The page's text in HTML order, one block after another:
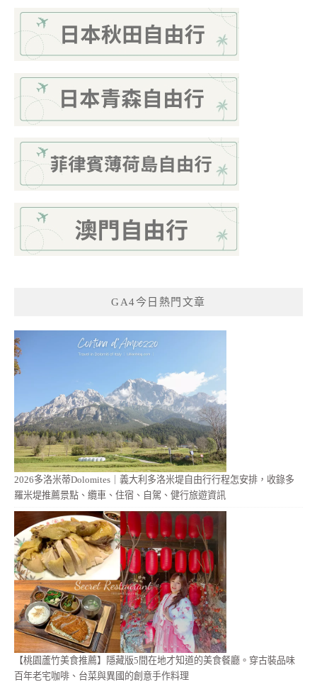
GA4今日熱門文章
2026多洛米蒂Dolomites｜義大利多洛米堤自由行行程怎安排，收錄多
羅米堤推薦景點、纜車、住宿、自駕、健行旅遊資訊
【桃園蘆竹美食推薦】隱藏版5間在地才知道的美食餐廳。穿古裝品味
百年老宅咖啡、台菜與異國的創意手作料理